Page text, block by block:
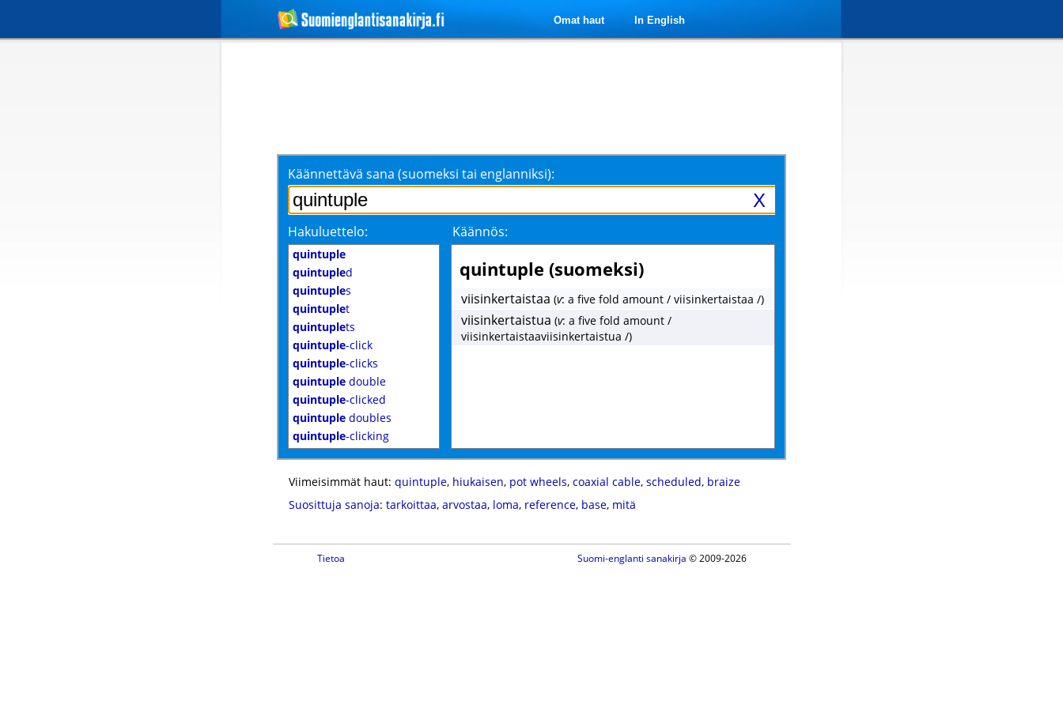
Omat haut In English
Käännettävä sana (suomeksi tai englanniksi):
X
Hakuluettelo: Käännös:
quintuple
quintupled
quintuples
quintuplet
quintuplets
quintuple-click
quintuple-clicks
quintuple double
quintuple-clicked
quintuple doubles
quintuple-clicking
quintuple (suomeksi)
viisinkertaistaa (v: a five fold amount / viisinkertaistaa /)
viisinkertaistua (v: a five fold amount /
viisinkertaistaaviisinkertaistua /)
Viimeisimmät haut: quintuple, hiukaisen, pot wheels, coaxial cable, scheduled, braize
Suosittuja sanoja: tarkoittaa, arvostaa, loma, reference, base, mitä
Tietoa Suomi-englanti sanakirja © 2009-2026